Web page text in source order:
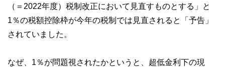
（＝2022年度）税制改正において見直すものとする」と
1％の税額控除枠が今年の税制では見直されると「予告」
されていました。
なぜ、1％が問題視されたかというと、超低金利下の現